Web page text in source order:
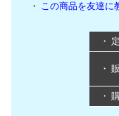
・ この商品を友達に
・
・
・